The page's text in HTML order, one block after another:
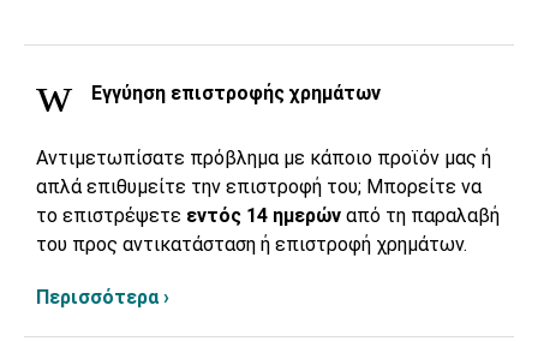
Εγγύηση επιστροφής χρημάτων
Αντιμετωπίσατε πρόβλημα με κάποιο προϊόν μας ή
απλά επιθυμείτε την επιστροφή του; Μπορείτε να
το επιστρέψετε εντός 14 ημερών από τη παραλαβή
του προς αντικατάσταση ή επιστροφή χρημάτων.
Περισσότερα ›